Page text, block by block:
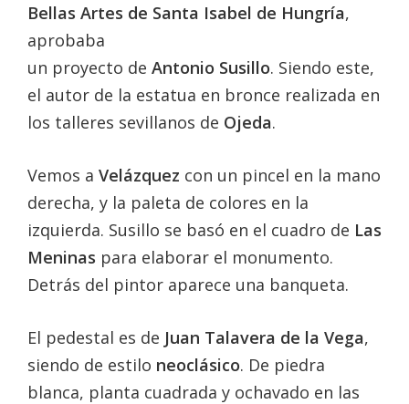
Bellas Artes de Santa Isabel de Hungría,
aprobaba
un proyecto de Antonio Susillo. Siendo este,
el autor de la estatua en bronce realizada en
los talleres sevillanos de Ojeda.
Vemos a Velázquez con un pincel en la mano
derecha, y la paleta de colores en la
izquierda. Susillo se basó en el cuadro de Las
Meninas para elaborar el monumento.
Detrás del pintor aparece una banqueta.
El pedestal es de Juan Talavera de la Vega,
siendo de estilo neoclásico. De piedra
blanca, planta cuadrada y ochavado en las